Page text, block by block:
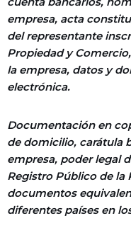
empresa, acta
del representante
Propiedad y
la empresa, datos y
electrónica.
Documentación en
de domicilio, carátula
empresa, poder legal
Registro Público de la
documentos
diferentes países en